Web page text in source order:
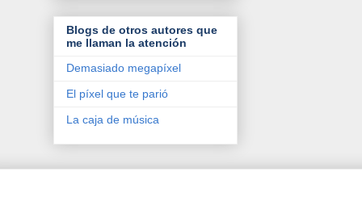
Blogs de otros autores que
me llaman la atención
Demasiado megapíxel
El píxel que te parió
La caja de música